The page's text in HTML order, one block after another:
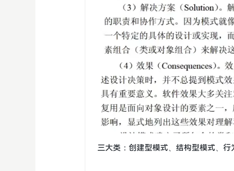
三大类：创建型模式、结构型模式、行